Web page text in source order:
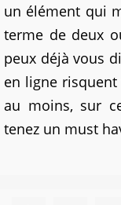
un élément qui
terme de deux
peux déjà vous
en ligne
au moins, sur
tenez un must